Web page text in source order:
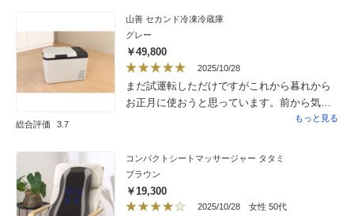
総合評価 3.7
山善 セカンド冷凍冷蔵庫
グレー
￥49,800
2025/10/28
まだ試運転しただけですがこれから暮れから
お正月に使おうと思っています。前から気に
なっていた商品です。お得に買えて良かった
もっと見る
コンパクトシートマッサージャー タタミ
ブラウン
￥19,300
2025/10/28 女性 50代